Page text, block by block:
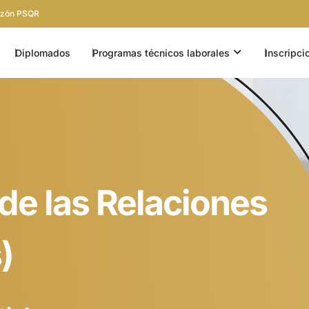
PSQR
INSTITUCIÓN
Diplomados Programas técnicos laborales OPEN
las Relaciones